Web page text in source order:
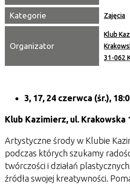
Kategorie Zajęcia
Organizator
Klub
31-062
3, 17, 24 czerwca (śr.),
Klub Kazimierz, ul. Krakowska
Artystyczne środy w Klubie
podczas których szukamy
twórczości i działań
źródła swojej kreatywności.